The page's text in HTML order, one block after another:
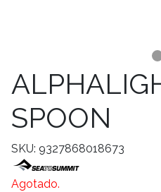
SPOON
SKU: 9327868018673
Agotado.